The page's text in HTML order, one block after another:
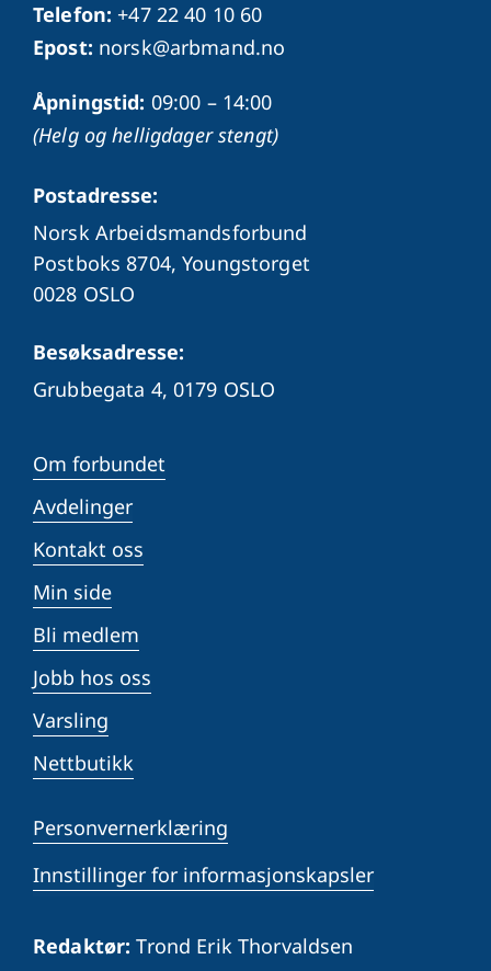
Telefon: +47 22 40 10 60
Epost: norsk@arbmand.no
Åpningstid: 09:00 – 14:00
(Helg og helligdager stengt)
Postadresse:
Norsk Arbeidsmandsforbund
Postboks 8704, Youngstorget
0028 OSLO
Besøksadresse:
Grubbegata 4,0179 OSLO
Om forbundet
Avdelinger
Kontakt oss
Min side
Bli medlem
Jobb hos oss
Varsling
Nettbutikk
Personvernerklæring
Innstillinger for informasjonskapsler
Redaktør: Trond Erik Thorvaldsen